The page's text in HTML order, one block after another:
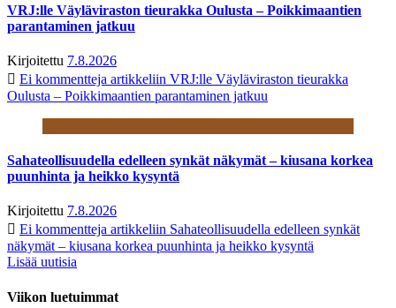
VRJ:lle Väyläviraston tieurakka Oulusta – Poikkimaantien
parantaminen jatkuu
Kirjoitettu 7.8.2026
Ei kommentteja artikkeliin VRJ:lle Väyläviraston tieurakka
Oulusta – Poikkimaantien parantaminen jatkuu
Sahateollisuudella edelleen synkät näkymät – kiusana korkea
puunhinta ja heikko kysyntä
Kirjoitettu 7.8.2026
Ei kommentteja artikkeliin Sahateollisuudella edelleen synkät
näkymät – kiusana korkea puunhinta ja heikko kysyntä
Lisää uutisia
Viikon luetuimmat